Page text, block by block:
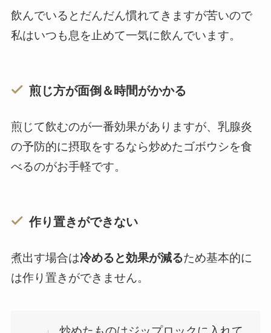
飲んでいるとだんだん慣れてきますが苦いので
私はいつも息を止めて一気に飲んでいます。
煎じ方が面倒＆時間がかかる
煎じて飲むのが一番効果がありますが、乳腺炎
の予防的に摂取をするなら炒めたゴボウシを食
べるのがお手軽です。
作り置きができない
煮出す場合は冷めると効果が減るため基本的に
は作り置きができません。